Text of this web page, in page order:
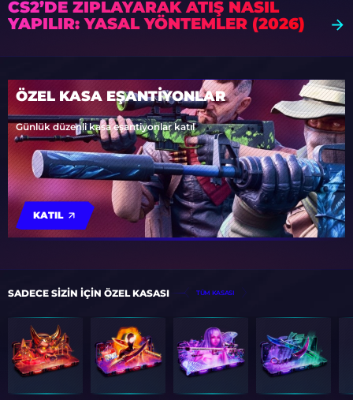
CS2’DE ZIPLAYARAK ATIŞ NASIL
YAPILIR: YASAL YÖNTEMLER (2026)
ÖZEL KASA EŞANTİYONLAR
Günlük düzenli kasa eşantiyonlar katıl
KATIL
SADECE SIZIN IÇIN ÖZEL KASASI TÜM KASASI